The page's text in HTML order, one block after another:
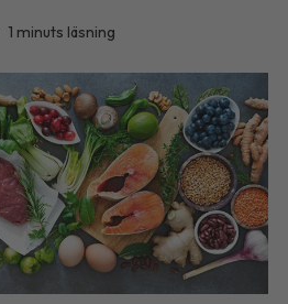
1 minuts läsning